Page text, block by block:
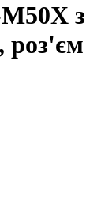
з
роз'єм